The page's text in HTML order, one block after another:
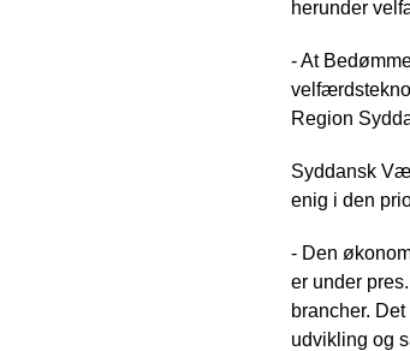
herunder
- At
Region
Syddansk
enig i den
- Den
er under
brancher.
udvikling og